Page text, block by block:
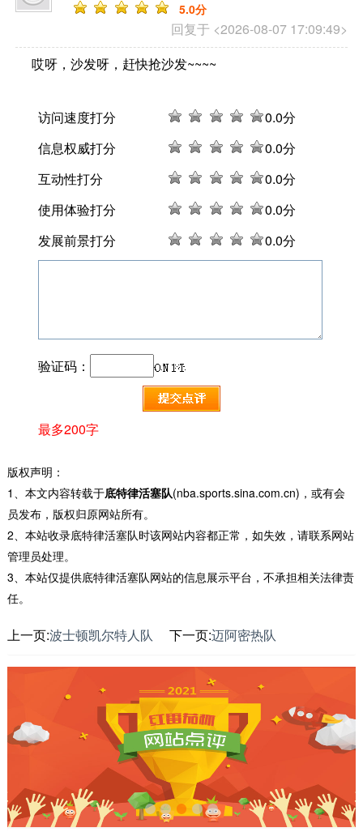
回复于 <2026-08-07 17:09:49>
5.0分
哎呀，沙发呀，赶快抢沙发~~~~
访问速度打分 0.0分
信息权威打分
0.0分
互动性打分
0.0分
使用体验打分
0.0分
发展前景打分
0.0分
验证码：
最多200字
版权声明：
1、本文内容转载于底特律活塞队(nba.sports.sina.com.cn)，或有会
员发布，版权归原网站所有。
2、本站收录底特律活塞队时该网站内容都正常，如失效，请联系网站
管理员处理。
3、本站仅提供底特律活塞队网站的信息展示平台，不承担相关法律责
任。
上一页:波士顿凯尔特人队 下一页:迈阿密热队